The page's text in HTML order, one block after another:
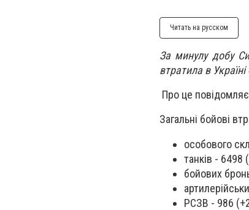
Читать на русском
За минулу добу
втратила в
Про це
Загальні бойові
особового
танків - 6498
бойових
РСЗВ - 986